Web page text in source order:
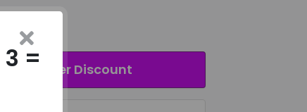
Activer Discount
=